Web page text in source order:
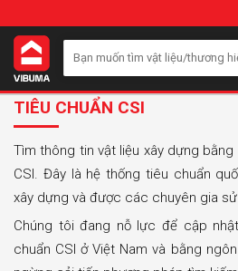
TIÊU CHUẨN CSI
Tìm thông tin vật liệu xây dựng
CSI. Đây là hệ thống tiêu chuẩn
xây dựng và được các chuyên gia
Chúng tôi đang nỗ lực để cập
chuẩn CSI ở Việt Nam và bằng